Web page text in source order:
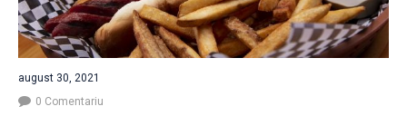
august 30, 2021
0 Comentariu